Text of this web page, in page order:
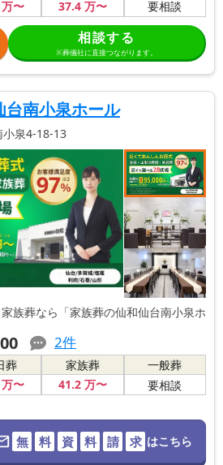
万〜
37.4万〜
要相談
相談する
※葬儀社に直接つながります。
南小泉ホール
小泉4-18-13
族葬なら「家族葬の仙和仙台南小泉ホ
2件
葬
万〜
家族葬
41.2万〜
一般葬
要相談
無 料 資 料 請 求 はこちら